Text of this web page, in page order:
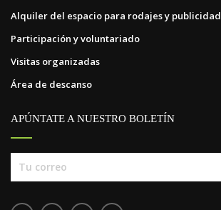
Alquiler del espacio para rodajes y publicidad
Participación y voluntariado
Visitas organizadas
Área de descanso
APÚNTATE A NUESTRO BOLETÍN